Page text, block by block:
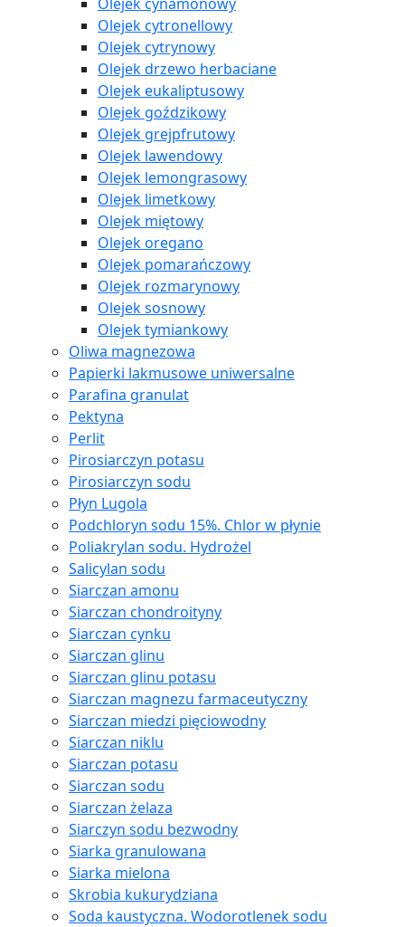
Olejek cytronellowy
Olejek cytrynowy
Olejek drzewo herbaciane
Olejek eukaliptusowy
Olejek goździkowy
Olejek grejpfrutowy
Olejek lawendowy
Olejek lemongrasowy
Olejek limetkowy
Olejek miętowy
Olejek oregano
Olejek pomarańczowy
Olejek rozmarynowy
Olejek sosnowy
Olejek tymiankowy
Oliwa magnezowa
Papierki lakmusowe uniwersalne
Parafina granulat
Pektyna
Perlit
Pirosiarczyn potasu
Pirosiarczyn sodu
Płyn Lugola
Podchloryn sodu 15%. Chlor w płynie
Poliakrylan sodu. Hydrożel
Salicylan sodu
Siarczan amonu
Siarczan chondroityny
Siarczan cynku
Siarczan glinu
Siarczan glinu potasu
Siarczan magnezu farmaceutyczny
Siarczan miedzi pięciowodny
Siarczan niklu
Siarczan potasu
Siarczan sodu
Siarczan żelaza
Siarczyn sodu bezwodny
Siarka granulowana
Siarka mielona
Skrobia kukurydziana
Soda kaustyczna. Wodorotlenek sodu